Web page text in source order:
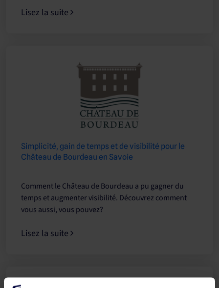
Lisez la suite
Simplicité, gain de temps et de visibilité pour le
Château de Bourdeau en Savoie
Comment le Château de Bourdeau a pu gagner du
temps et augmenter visibilité. Découvrez comment
vous aussi, vous pouvez?
Lisez la suite